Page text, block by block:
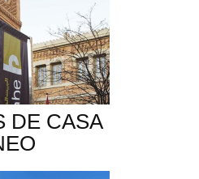
DE CASA